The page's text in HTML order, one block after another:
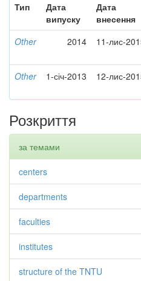
Тип
Дата
випуску
Дата
внесення
Other 2014 11-лис-
Other 1-січ-2013 12-лис-
Розкриття
за темами
centers
departments
faculties
institutes
structure of the TNTU